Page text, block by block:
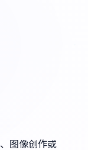
图像创作或